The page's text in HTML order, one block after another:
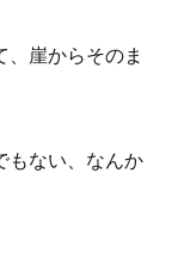
崖からそのま
もない、なんか